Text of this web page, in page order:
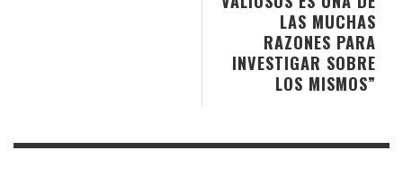
LAS MUCHAS
RAZONES PARA
INVESTIGAR SOBRE
LOS MISMOS”